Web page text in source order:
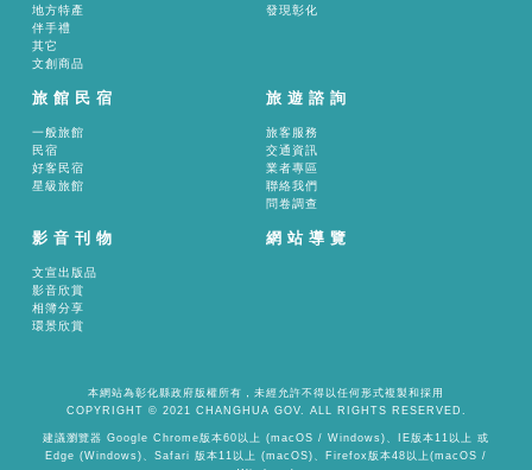
地方特產
伴手禮
其它
文創商品
發現彰化
旅館民宿
一般旅館
民宿
好客民宿
星級旅館
旅遊諮詢
旅客服務
交通資訊
業者專區
聯絡我們
問卷調查
影音刊物
文宣出版品
影音欣賞
相簿分享
環景欣賞
網站導覽
本網站為彰化縣政府版權所有，未經允許不得以任何形式複製和採用
COPYRIGHT © 2021 CHANGHUA GOV. ALL RIGHTS RESERVED.
建議瀏覽器 Google Chrome版本60以上 (macOS / Windows)、IE版本11以上 或
Edge (Windows)、Safari 版本11以上 (macOS)、Firefox版本48以上(macOS /